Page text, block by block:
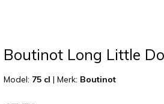
Boutinot Long Little
Model: 75 cl |Merk: Boutinot